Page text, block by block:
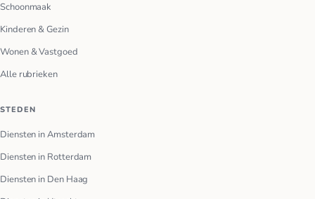
Schoonmaak
Kinderen & Gezin
Wonen & Vastgoed
Alle rubrieken
STEDEN
Diensten in Amsterdam
Diensten in Rotterdam
Diensten in Den Haag